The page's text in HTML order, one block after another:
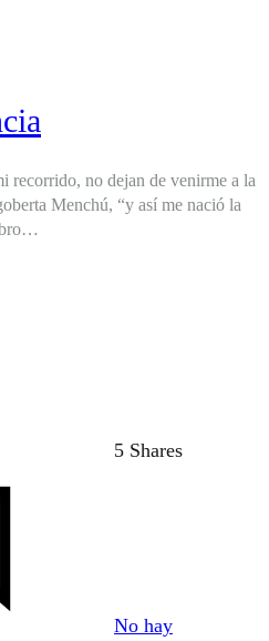
recorrido, no dejan de venirme a la
Menchú, “y así me nació la
5 Shares
No hay